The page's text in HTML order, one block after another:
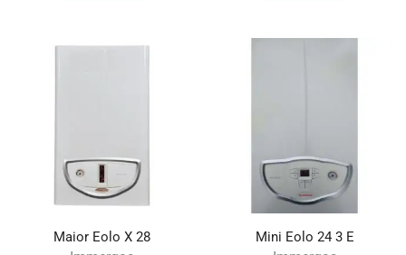
Maior Eolo X 28 Mini Eolo 24 3 E